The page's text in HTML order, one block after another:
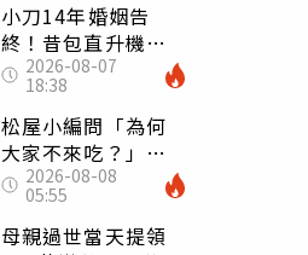
小刀14年婚姻告
終！昔包直升機求
婚 豪砸545萬辦婚
禮還找連戰證婚
2026-08-07
18:38
松屋小編問「為何
大家不來吃？」
一票人點出3大問
題：滿手好牌打到
爛
2026-08-08
05:55
母親過世當天提領